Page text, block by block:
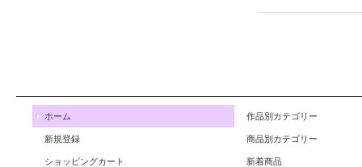
ホーム
新規登録
ショッピングカート
作品別カテゴリー
商品別カテゴリー
新着商品